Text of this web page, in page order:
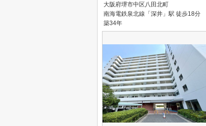
大阪府堺市中区八田北町
南海電鉄泉北線「深井」駅 徒歩18分
築34年